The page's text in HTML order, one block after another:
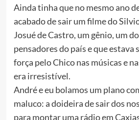
Ainda tinha que no mesmo ano
acabado de sair um filme do
Josué de Castro, um gênio, um
pensadores do país e que estava
força pelo Chico nas músicas e
era irresistível.
André e eu bolamos um plano
maluco: a doideira de sair dos
para montar uma rádio em